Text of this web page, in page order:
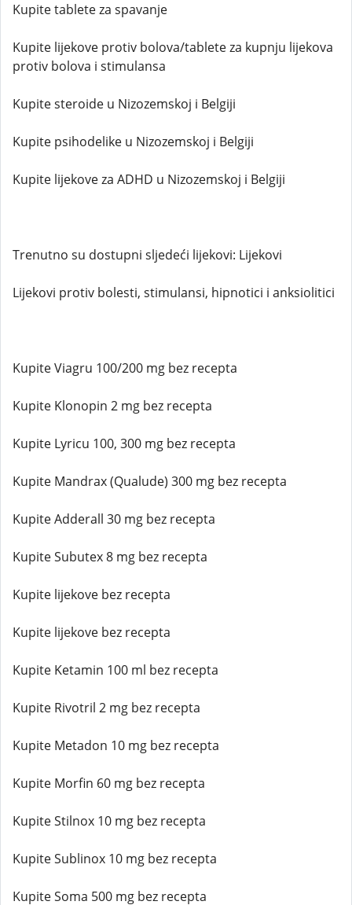
Kupite tablete za spavanje
Kupite lijekove protiv bolova/tablete za kupnju lijekova
protiv bolova i stimulansa
Kupite steroide u Nizozemskoj i Belgiji
Kupite psihodelike u Nizozemskoj i Belgiji
Kupite lijekove za ADHD u Nizozemskoj i Belgiji
Trenutno su dostupni sljedeći lijekovi: Lijekovi
Lijekovi protiv bolesti, stimulansi, hipnotici i anksiolitici
Kupite Viagru 100/200 mg bez recepta
Kupite Klonopin 2 mg bez recepta
Kupite Lyricu 100, 300 mg bez recepta
Kupite Mandrax (Qualude) 300 mg bez recepta
Kupite Adderall 30 mg bez recepta
Kupite Subutex 8 mg bez recepta
Kupite lijekove bez recepta
Kupite lijekove bez recepta
Kupite Ketamin 100 ml bez recepta
Kupite Rivotril 2 mg bez recepta
Kupite Metadon 10 mg bez recepta
Kupite Morfin 60 mg bez recepta
Kupite Stilnox 10 mg bez recepta
Kupite Sublinox 10 mg bez recepta
Kupite Soma 500 mg bez recepta